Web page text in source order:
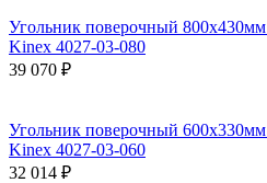
Угольник поверочный
Kinex 4027-03-080
39 070 ₽
Угольник поверочный
Kinex 4027-03-060
32 014 ₽